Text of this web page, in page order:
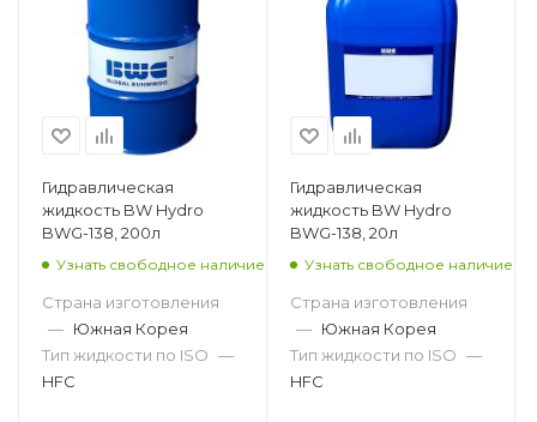
Гидравлическая
жидкость BW Hydro
BWG-138, 200л
Узнать свободное наличие
Страна изготовления
— Южная Корея
Тип жидкости по ISO —
HFC
Гидравлическая
жидкость BW Hydro
BWG-138, 20л
Узнать свободное наличие
Страна изготовления
— Южная Корея
Тип жидкости по ISO —
HFC